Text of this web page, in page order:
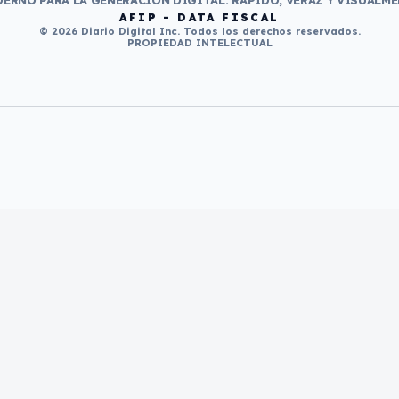
AFIP - DATA FISCAL
© 2026 Diario Digital Inc. Todos los derechos reservados.
PROPIEDAD INTELECTUAL